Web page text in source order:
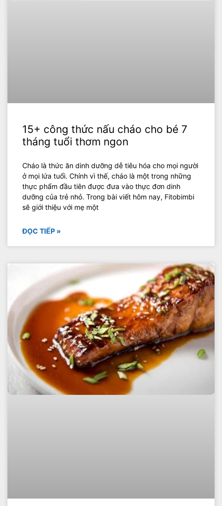
15+ công thức nấu cháo cho bé 7
tháng tuổi thơm ngon
Cháo là thức ăn dinh dưỡng dễ tiêu hóa cho mọi người
ở mọi lứa tuổi. Chính vì thế, cháo là một trong những
thực phẩm đầu tiên được đưa vào thực đơn dinh
dưỡng của trẻ nhỏ. Trong bài viết hôm nay, Fitobimbi
sẽ giới thiệu với mẹ một
ĐỌC TIẾP »